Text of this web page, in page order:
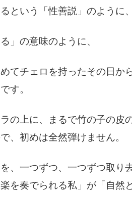
という「性善説」のように、
」の意味のように、
てチェロを持ったその日か
す。
の上に、まるで竹の子の皮
、初めは全然弾けません。
、一つずつ、一つずつ取り
を奏でられる私」が「自然